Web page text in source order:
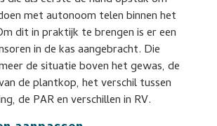
met autonoom telen binnen het
dit in praktijk te brengen is er een
in de kas aangebracht. Die
de situatie boven het gewas, de
de plantkop, het verschil tussen
de PAR en verschillen in RV.